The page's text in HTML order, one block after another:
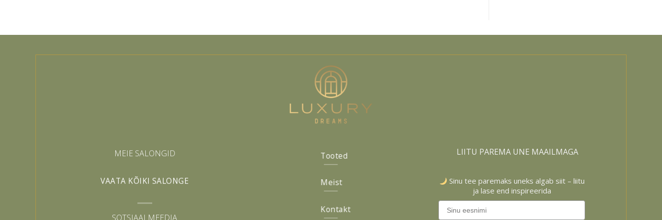
Parimad
Tooted
Meist
Kontakt
MEIE SALONGID
VAATA KÕIKI SALONGE
SOTSIAALMEEDIA
LIITU PAREMA UNE MAAILMAGA
Sinu tee paremaks uneks algab siit – liitu
ja lase end inspireerida